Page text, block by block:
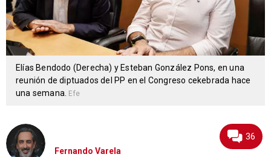
Elías Bendodo (Derecha) y Esteban González Pons, en una
reunión de diptuados del PP en el Congreso cekebrada hace
una semana.
Efe
Fernando Varela
36